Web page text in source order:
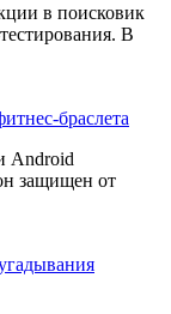
в поисковик
В
браслета
Android
защищен от